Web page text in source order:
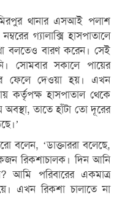
থানার এসআই পলাশ
গ্যালাক্সি হাসপাতালে
বলতেও বারণ করেন। সেই
সোমবার সকালে পায়ের
ফেলে দেওয়া হয়। এখন
কর্তৃপক্ষ হাসপাতাল থেকে
তাতে হাঁটা তো দূরের
বলেন, ‘ডাক্তাররা বলেছে,
রিকশাচালক। দিন আনি
আমি পরিবারের একমাত্র
এখন রিকশা চালাতে না